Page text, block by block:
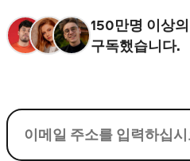
150만명 이상
구독했습니다.
이메일